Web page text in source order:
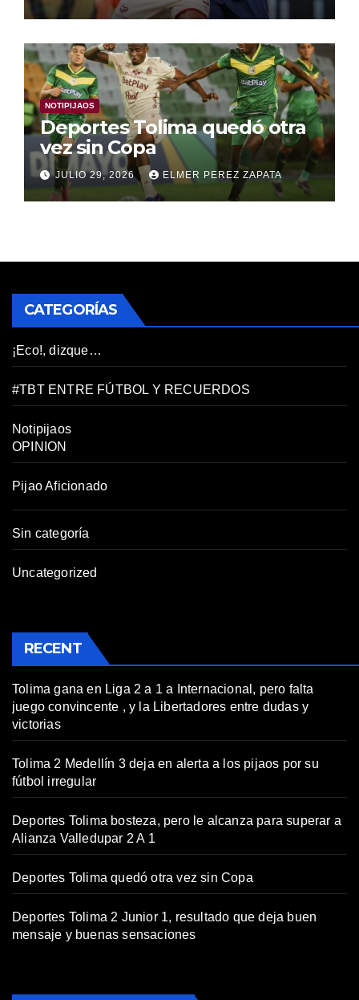
NOTIPIJAOS
Deportes Tolima quedó otra
vez sin Copa
JULIO 29, 2026 ELMER PEREZ ZAPATA
CATEGORÍAS
¡Eco!, dizque…
#TBT ENTRE FÚTBOL Y RECUERDOS
Notipijaos
OPINION
Pijao Aficionado
Sin categoría
Uncategorized
RECENT
Tolima gana en Liga 2 a 1 a Internacional, pero falta
juego convincente , y la Libertadores entre dudas y
victorias
Tolima 2 Medellín 3 deja en alerta a los pijaos por su
fútbol irregular
Deportes Tolima bosteza, pero le alcanza para superar a
Alianza Valledupar 2 A 1
Deportes Tolima quedó otra vez sin Copa
Deportes Tolima 2 Junior 1, resultado que deja buen
mensaje y buenas sensaciones